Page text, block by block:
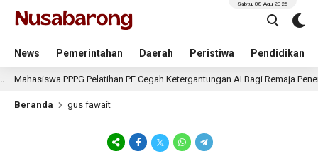
News Pemerintahan Daerah Peristiwa Pendidikan
Sabtu, 08 Agu 2026
PPPG Pelatihan PE Cegah Ketergantungan AI Bagi Remaja
Beranda gus fawait